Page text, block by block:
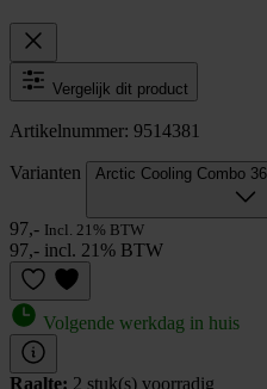
Vergelijk dit product
Artikelnummer: 9514381
Varianten Arctic Cooling Combo
97,- Incl. 21% BTW
97,- incl. 21% BTW
Volgende werkdag in huis
Raalte: 2 stuk(s) voorradig